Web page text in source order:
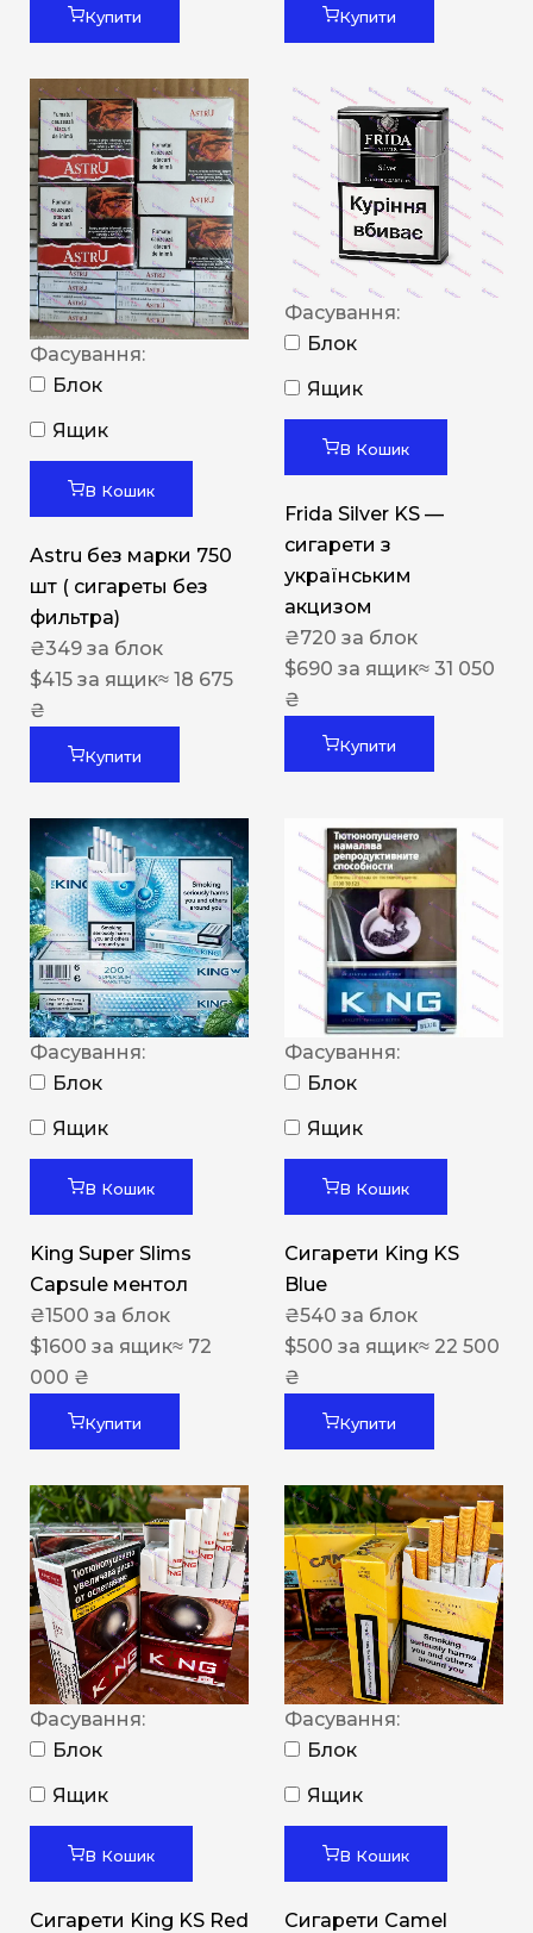
Купити Купити
Фасування:
Блок
Ящик
В Кошик
Astru без марки 750
шт ( сигареты без
фильтра)
₴349 за блок
$415 за ящик≈ 18 675
₴
Купити
Фасування:
Блок
Ящик
В Кошик
Frida Silver KS —
сигарети з
українським
акцизом
₴720 за блок
$690 за ящик≈ 31 050
₴
Купити
Фасування:
Блок
Ящик
В Кошик
King Super Slims
Capsule ментол
₴1500 за блок
$1600 за ящик≈ 72
000 ₴
Купити
Фасування:
Блок
Ящик
В Кошик
Сигарети King KS
Blue
₴540 за блок
$500 за ящик≈ 22 500
₴
Купити
Фасування:
Блок
Ящик
В Кошик
Сигарети King KS Red
Фасування:
Блок
Ящик
В Кошик
Сигарети Camel